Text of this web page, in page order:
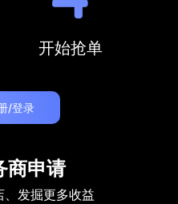
开始抢单
/登录
商申请
发掘更多收益